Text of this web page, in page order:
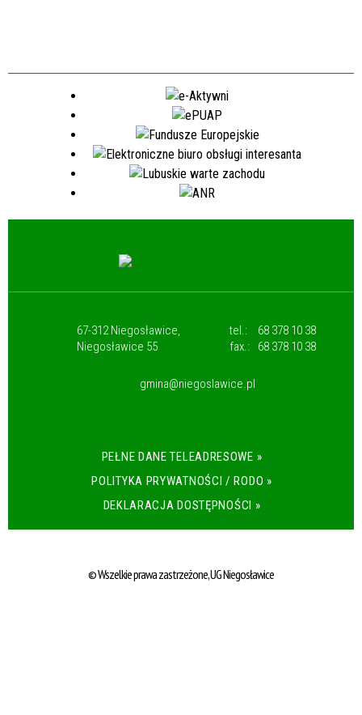
67-312 Niegosławice,
Niegosławice 55
tel.:
68 378 10 38
fax.:
68 378 10 38
gmina@niegoslawice.pl
PEŁNE DANE TELEADRESOWE »
POLITYKA PRYWATNOŚCI / RODO »
DEKLARACJA DOSTĘPNOŚCI »
© Wszelkie prawa zastrzeżone, UG Niegosławice